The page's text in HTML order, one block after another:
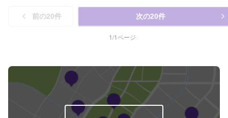
前の20件 次の20件
1/1ページ